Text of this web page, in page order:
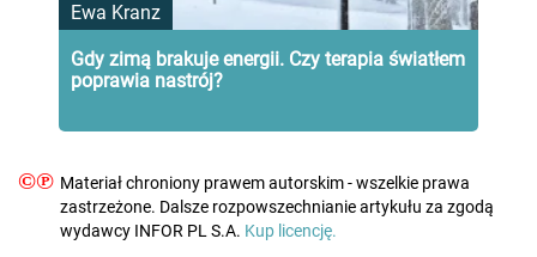
Ewa Kranz
Gdy zimą brakuje energii. Czy terapia światłem
poprawia nastrój?
©℗ Materiał chroniony prawem autorskim - wszelkie prawa
zastrzeżone. Dalsze rozpowszechnianie artykułu za zgodą
wydawcy INFOR PL S.A. Kup licencję.